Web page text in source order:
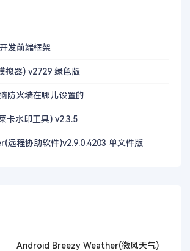
发前端框架
拟器) v2729 绿色版
防火墙在哪儿设置的
卡水印工具) v2.3.5
远程协助软件)v2.9.0.4203 单文件版
Android Breezy Weather(微风天气)